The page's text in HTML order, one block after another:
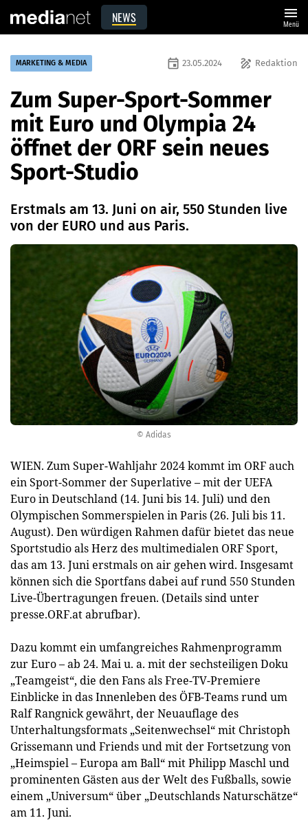
NEWS menu
Menü
© Adidas
MARKETING & MEDIA draw Redaktion
event 23.05.2024
Zum Super-Sport-Sommer
mit Euro und Olympia 24
öffnet der ORF sein neues
Sport-Studio
Erstmals am 13. Juni on air, 550 Stunden live
von der EURO und aus Paris.
WIEN. Zum Super-Wahljahr 2024 kommt im ORF auch
ein Sport-Sommer der Superlative – mit der UEFA
Euro in Deutschland (14. Juni bis 14. Juli) und den
Olympischen Sommerspielen in Paris (26. Juli bis 11.
August). Den würdigen Rahmen dafür bietet das neue
Sportstudio als Herz des multimedialen ORF Sport,
das am 13. Juni erstmals on air gehen wird. Insgesamt
können sich die Sportfans dabei auf rund 550 Stunden
Live-Übertragungen freuen. (Details sind unter
presse.ORF.at abrufbar).
Dazu kommt ein umfangreiches Rahmenprogramm
zur Euro – ab 24. Mai u. a. mit der sechsteiligen Doku
„Teamgeist“, die den Fans als Free-TV-Premiere
Einblicke in das Innenleben des ÖFB-Teams rund um
Ralf Rangnick gewährt, der Neuauflage des
Unterhaltungsformats „Seitenwechsel“ mit Christoph
Grissemann und Friends und mit der Fortsetzung von
„Heimspiel – Europa am Ball“ mit Philipp Maschl und
prominenten Gästen aus der Welt des Fußballs, sowie
einem „Universum“ über „Deutschlands Naturschätze“
am 11. Juni.